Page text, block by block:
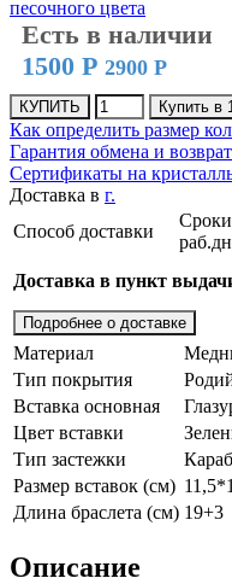
Есть в наличии
1500 Р 2900 Р
КУПИТЬ Купить в
Как определить размер
Гарантия обмена и
Сертификаты на
Доставка в г.
Способ доставки
Доставка в пункт
Подробнее о доставке
Материал
Тип покрытия
Вставка основная
Цвет вставки
Тип застежки
Размер вставок (см)
Длина браслета (см) 19+3
Описание